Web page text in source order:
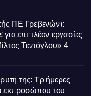
ΠΕ Γρεβενών):
επιπλέον εργασίες
Τεντόγλου» 4
της: Τριήμερες
εκπροσώπου του